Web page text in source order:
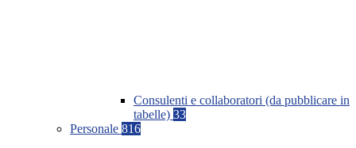
Consulenti e collaboratori (da pubblicare in
tabelle) 33
Personale 816